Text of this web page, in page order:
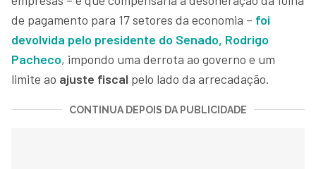
de pagamento para 17 setores da economia – foi
devolvida pelo presidente do Senado, Rodrigo
Pacheco, impondo uma derrota ao governo e um
limite ao ajuste fiscal pelo lado da arrecadação.
CONTINUA DEPOIS DA PUBLICIDADE